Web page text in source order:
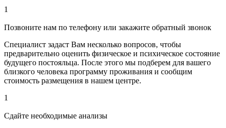
1
Позвоните нам по телефону или закажите обратный звонок
Специалист задаст Вам несколько вопросов, чтобы
предварительно оценить физическое и психическое состояние
будущего постояльца. После этого мы подберем для вашего
близкого человека программу проживания и сообщим
стоимость размещения в нашем центре.
1
Сдайте необходимые анализы